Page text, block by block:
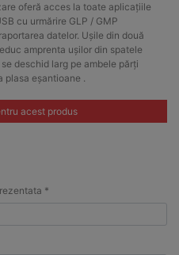
oferă acces la toate aplicațiile
cu urmărire GLP / GMP
datelor. Ușile din două
amprenta ușilor din spatele
deschid larg pe ambele părți
plasa eșantioane .
acest produs
*